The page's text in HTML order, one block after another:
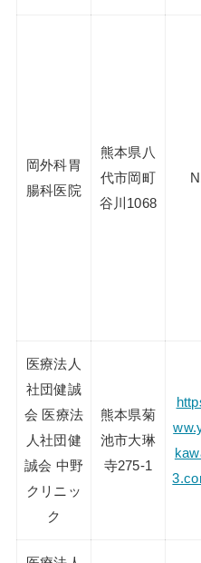
岡外科胃
腸科医院
熊本県八
代市岡町
谷川1068
医療法人
社団健誠
会 医療法
人社団健
誠会 中野
クリニッ
ク
熊本県菊
池市大琳
寺275-1